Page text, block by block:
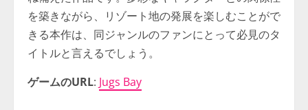
を築きながら、リゾート地の発展を楽しむことがで
きる本作は、同ジャンルのファンにとって必見のタ
イトルと言えるでしょう。
ゲームのURL: Jugs Bay